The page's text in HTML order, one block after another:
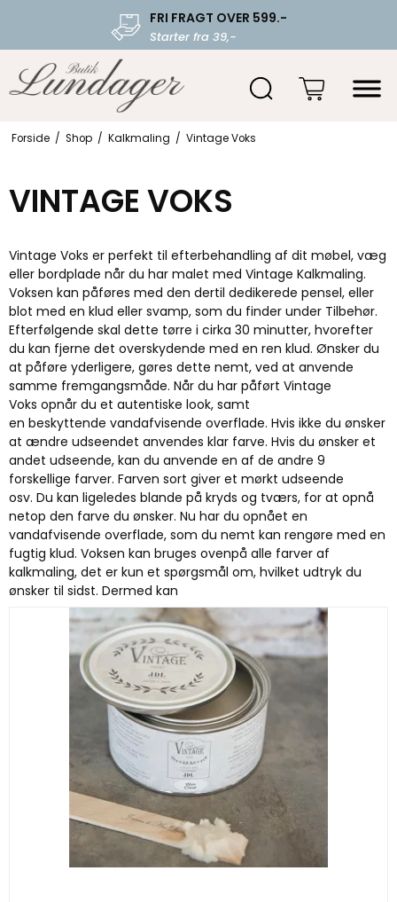
FRI FRAGT OVER 599.-
Starter fra 39,-
Forside / Shop / Kalkmaling / Vintage Voks
VINTAGE VOKS
Vintage Voks er perfekt til efterbehandling af dit møbel, væg
eller bordplade når du har malet med Vintage Kalkmaling.
Voksen kan påføres med den dertil dedikerede pensel, eller
blot med en klud eller svamp, som du finder under Tilbehør.
Efterfølgende skal dette tørre i cirka 30 minutter, hvorefter
du kan fjerne det overskydende med en ren klud. Ønsker du
at påføre yderligere, gøres dette nemt, ved at anvende
samme fremgangsmåde. Når du har påført Vintage
Voks opnår du et autentiske look, samt
en beskyttende vandafvisende overflade. Hvis ikke du ønsker
at ændre udseendet anvendes klar farve. Hvis du ønsker et
andet udseende, kan du anvende en af de andre 9
forskellige farver. Farven sort giver et mørkt udseende
osv. Du kan ligeledes blande på kryds og tværs, for at opnå
netop den farve du ønsker. Nu har du opnået en
vandafvisende overflade, som du nemt kan rengøre med en
fugtig klud. Voksen kan bruges ovenpå alle farver af
kalkmaling, det er kun et spørgsmål om, hvilket udtryk du
ønsker til sidst. Dermed kan